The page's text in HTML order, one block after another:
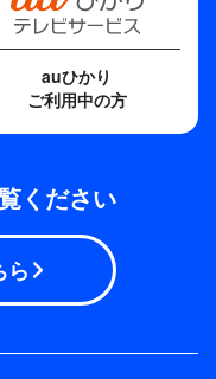
auひかり
ご利用中の方
ください
ら